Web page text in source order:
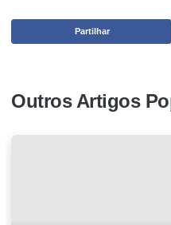
Partilhar
Outros Artigos